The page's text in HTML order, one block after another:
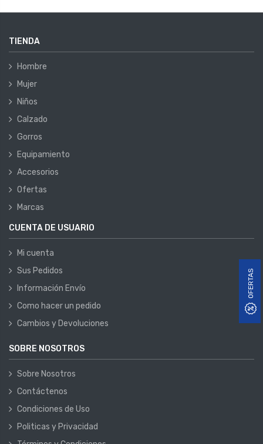
OFERTAS
TIENDA
Hombre
Mujer
Niños
Calzado
Gorros
Equipamiento
Accesorios
Ofertas
Marcas
CUENTA DE USUARIO
Mi cuenta
Sus Pedidos
Información Envío
Como hacer un pedido
Cambios y Devoluciones
SOBRE NOSOTROS
Sobre Nosotros
Contáctenos
Condiciones de Uso
Politicas y Privacidad